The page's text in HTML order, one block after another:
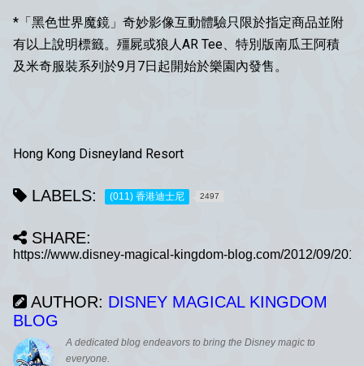
*「黑色世界魔鏡」奇妙影像互動體驗只限於指定商品並附
有以上說明標籤。殭屍或狼人AR Tee、特別版南瓜王阿積
及米奇服裝系列於9月7日起開始於樂園內發售。
Hong Kong Disneyland Resort
LABELS: (011) 香港迪士尼 2497
SHARE:
AUTHOR: DISNEY MAGICAL KINGDOM
BLOG
A dedicated blog endeavors to bring the Disney magic to
everyone.